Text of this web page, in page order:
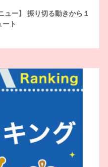
ュー】 振り切る動きから１
ト